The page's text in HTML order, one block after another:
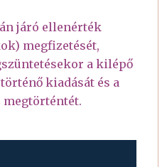
járó ellenérték
megfizetését,
a kilépő
kiadását és a
megtörténtét.